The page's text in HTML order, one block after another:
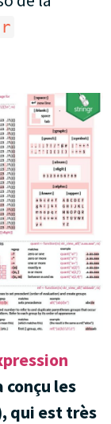
conçu les
qui est très